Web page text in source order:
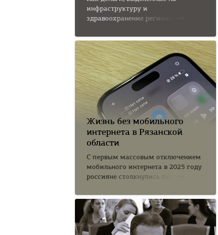
инфраструктуру и
здравоохранение региона,
Жизнь без мобильного
интернета в Рязанской
области
С первым массовым отключением
мобильного интернета в 2025 году
россияне столкнулись перед...